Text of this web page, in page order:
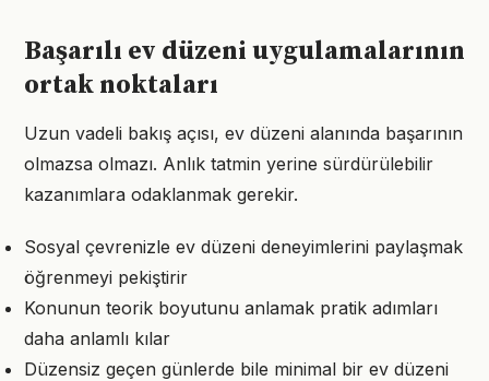
Başarılı ev düzeni uygulamalarının
ortak noktaları
Uzun vadeli bakış açısı, ev düzeni alanında başarının
olmazsa olmazı. Anlık tatmin yerine sürdürülebilir
kazanımlara odaklanmak gerekir.
Sosyal çevrenizle ev düzeni deneyimlerini paylaşmak
öğrenmeyi pekiştirir
Konunun teorik boyutunu anlamak pratik adımları
daha anlamlı kılar
Düzensiz geçen günlerde bile minimal bir ev düzeni